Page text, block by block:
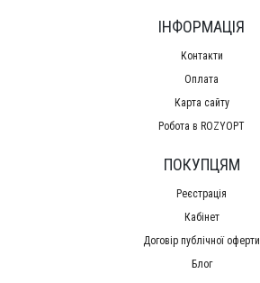
ІНФОРМАЦІЯ
Контакти
Оплата
Карта сайту
Робота в ROZYOPT
ПОКУПЦЯМ
Реєстрація
Кабінет
Договір публічної оферти
Блог